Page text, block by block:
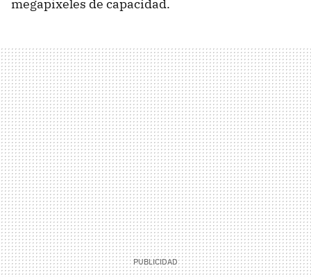
megapíxeles de capacidad.